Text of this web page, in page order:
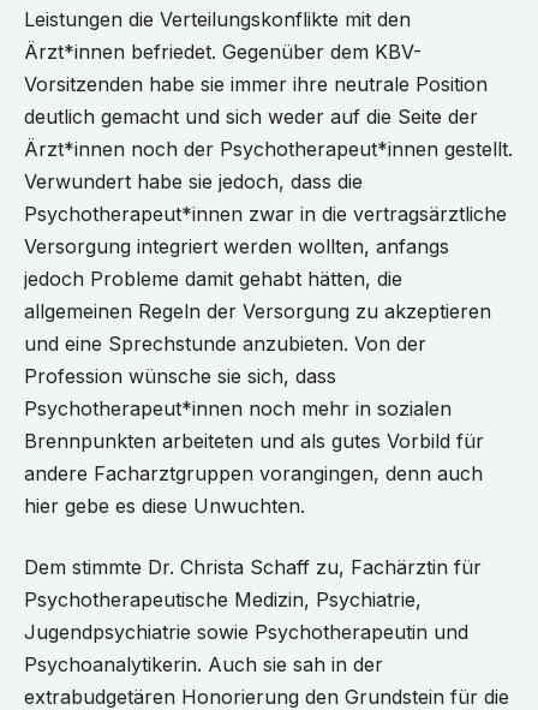
Leistungen die Verteilungskonflikte mit den
Ärzt*innen befriedet. Gegenüber dem KBV-
Vorsitzenden habe sie immer ihre neutrale Position
deutlich gemacht und sich weder auf die Seite der
Ärzt*innen noch der Psychotherapeut*innen gestellt.
Verwundert habe sie jedoch, dass die
Psychotherapeut*innen zwar in die vertragsärztliche
Versorgung integriert werden wollten, anfangs
jedoch Probleme damit gehabt hätten, die
allgemeinen Regeln der Versorgung zu akzeptieren
und eine Sprechstunde anzubieten. Von der
Profession wünsche sie sich, dass
Psychotherapeut*innen noch mehr in sozialen
Brennpunkten arbeiteten und als gutes Vorbild für
andere Facharztgruppen vorangingen, denn auch
hier gebe es diese Unwuchten.
Dem stimmte Dr. Christa Schaff zu, Fachärztin für
Psychotherapeutische Medizin, Psychiatrie,
Jugendpsychiatrie sowie Psychotherapeutin und
Psychoanalytikerin. Auch sie sah in der
extrabudgetären Honorierung den Grundstein für die